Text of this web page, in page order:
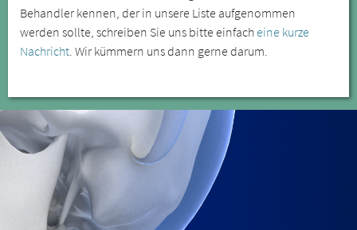
Behandler kennen, der in unsere Liste aufgenommen
werden sollte, schreiben Sie uns bitte einfacheine kurze
Nachricht. Wir kümmern uns dann gerne darum.